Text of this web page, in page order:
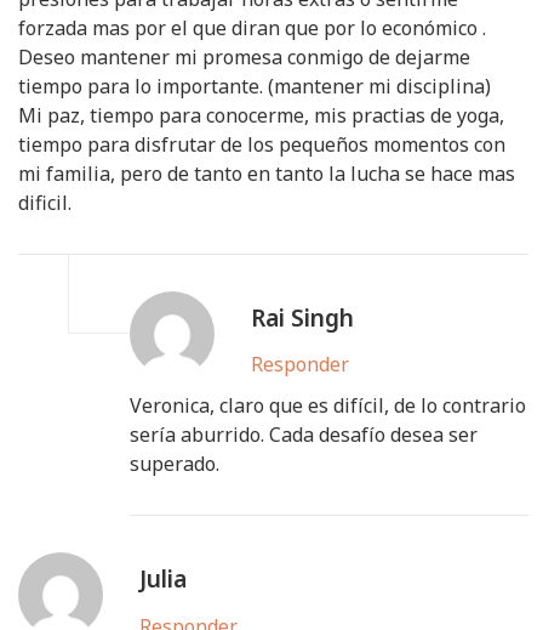
forzada mas por el que diran que por lo económico .
Deseo mantener mi promesa conmigo de dejarme
tiempo para lo importante. (mantener mi disciplina)
Mi paz, tiempo para conocerme, mis practias de yoga,
tiempo para disfrutar de los pequeños momentos con
mi familia, pero de tanto en tanto la lucha se hace mas
dificil.
Rai Singh
Responder
Veronica, claro que es difícil, de lo contrario
sería aburrido. Cada desafío desea ser
superado.
Julia